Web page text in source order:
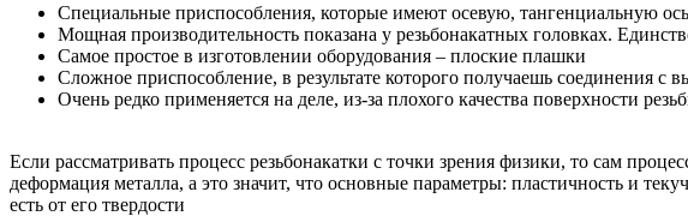
Специальные приспособления, которые имеют осевую, тангенциальную
Мощная производительность показана у резьбонакатных головках.
Самое простое в изготовлении оборудования – плоские плашки
Сложное приспособление, в результате которого получаешь соединения с
Очень редко применяется на деле, из-за плохого качества поверхности
Если рассматривать процесс резьбонакатки с точки зрения физики, то сам
деформация металла, а это значит, что основные параметры: пластичность и
есть от его твердости